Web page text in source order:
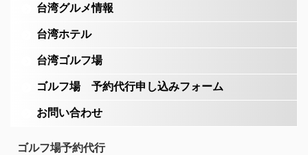
台湾グルメ情報
台湾ホテル
台湾ゴルフ場
ゴルフ場 予約代行申し込みフォーム
お問い合わせ
ゴルフ場予約代行